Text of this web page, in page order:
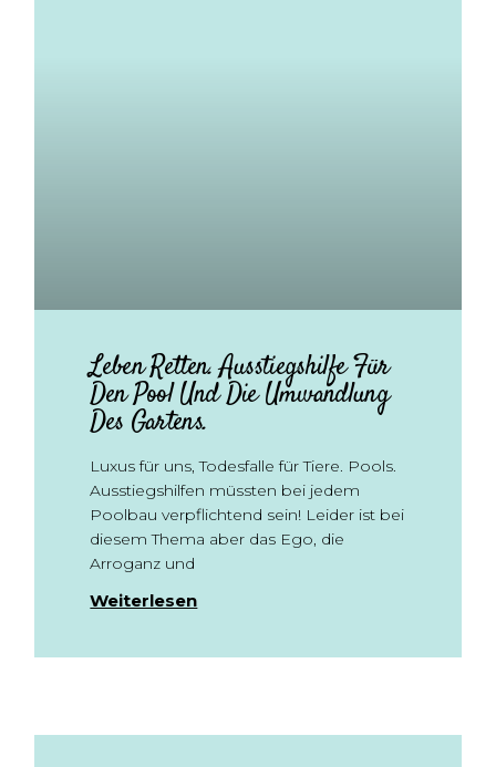
Leben Retten. Ausstiegshilfe Für
Den Pool Und Die Umwandlung
Des Gartens.
Luxus für uns, Todesfalle für Tiere. Pools.
Ausstiegshilfen müssten bei jedem
Poolbau verpflichtend sein! Leider ist bei
diesem Thema aber das Ego, die
Arroganz und
Weiterlesen